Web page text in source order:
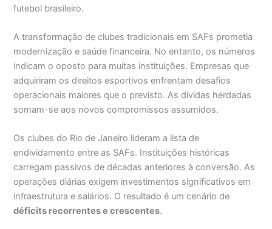
futebol brasileiro.
A transformação de clubes tradicionais em SAFs prometia
modernização e saúde financeira. No entanto, os números
indicam o oposto para muitas instituições. Empresas que
adquiriram os direitos esportivos enfrentam desafios
operacionais maiores que o previsto. As dívidas herdadas
somam-se aos novos compromissos assumidos.
Os clubes do Rio de Janeiro lideram a lista de
endividamento entre as SAFs. Instituições históricas
carregam passivos de décadas anteriores à conversão. As
operações diárias exigem investimentos significativos em
infraestrutura e salários. O resultado é um cenário de
déficits recorrentes e crescentes.